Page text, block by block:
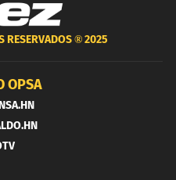
RESERVADOS ®2025
OPSA